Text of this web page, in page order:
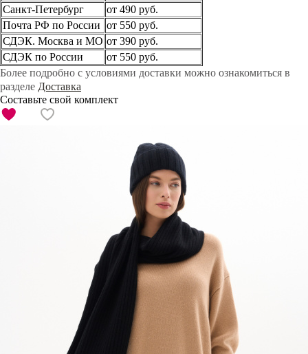
Санкт-Петербург
от 490 руб.
Почта РФ по России от 550 руб.
СДЭК. Москва и МО от 390 руб.
СДЭК по России
от 550 руб.
Более подробно с условиями доставки можно ознакомиться в
разделе Доставка
Составьте свой комплект